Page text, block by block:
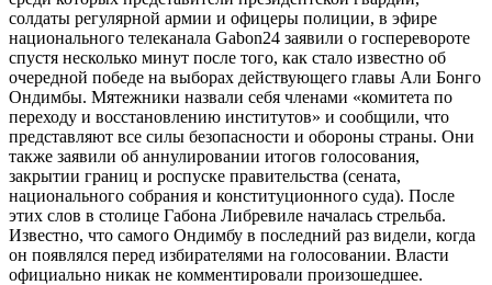
солдаты регулярной армии и офицеры полиции, в эфире
национального телеканала Gabon24 заявили о госперевороте
спустя несколько минут после того, как стало известно об
очередной победе на выборах действующего главы Али Бонго
Ондимбы. Мятежники назвали себя членами «комитета по
переходу и восстановлению институтов» и сообщили, что
представляют все силы безопасности и обороны страны. Они
также заявили об аннулировании итогов голосования,
закрытии границ и роспуске правительства (сената,
национального собрания и конституционного суда). После
этих слов в столице Габона Либревиле началась стрельба.
Известно, что самого Ондимбу в последний раз видели, когда
он появлялся перед избирателями на голосовании. Власти
официально никак не комментировали произошедшее.